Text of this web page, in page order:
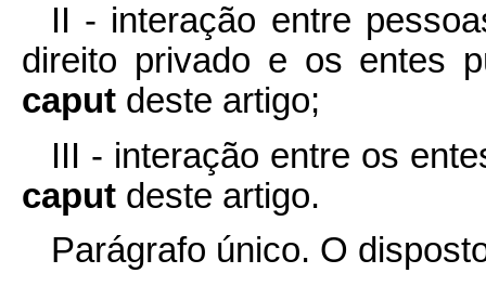
II - interação entre
direito privado e os entes
caput deste artigo;
III - interação entre os
caput deste artigo.
Parágrafo único. O